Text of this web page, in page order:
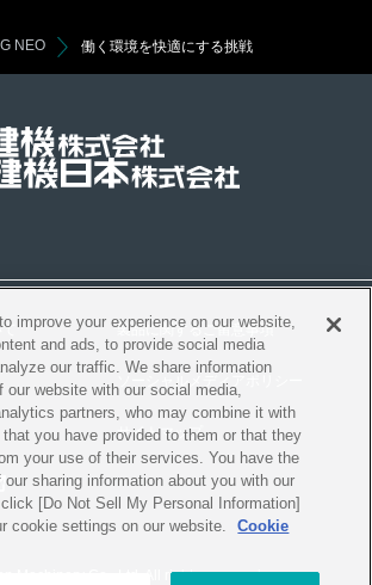
NEO 働く環境を快適にする挑戦
製品に関するご留意事項
ソーシャルメディアポリシー
サイトマップ
Machinery Co., Ltd. All rights reserved.
improve your experience on our website,
and ads, to provide social media
our traffic. We share information
our website with our social media,
partners, who may combine it with
you have provided to them or that they
your use of their services. You have the
our sharing information about you with our
[Do Not Sell My Personal Information]
cookie settings on our website.
Cookie